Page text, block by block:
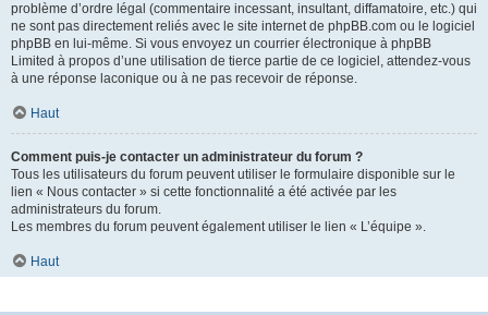
problème d’ordre légal (commentaire incessant, insultant, diffamatoire, etc.) qui
ne sont pas directement reliés avec le site internet de phpBB.com ou le logiciel
phpBB en lui-même. Si vous envoyez un courrier électronique à phpBB
Limited à propos d’une utilisation de tierce partie de ce logiciel, attendez-vous
à une réponse laconique ou à ne pas recevoir de réponse.
Haut
Comment puis-je contacter un administrateur du forum ?
Tous les utilisateurs du forum peuvent utiliser le formulaire disponible sur le
lien « Nous contacter » si cette fonctionnalité a été activée par les
administrateurs du forum.
Les membres du forum peuvent également utiliser le lien « L’équipe ».
Haut